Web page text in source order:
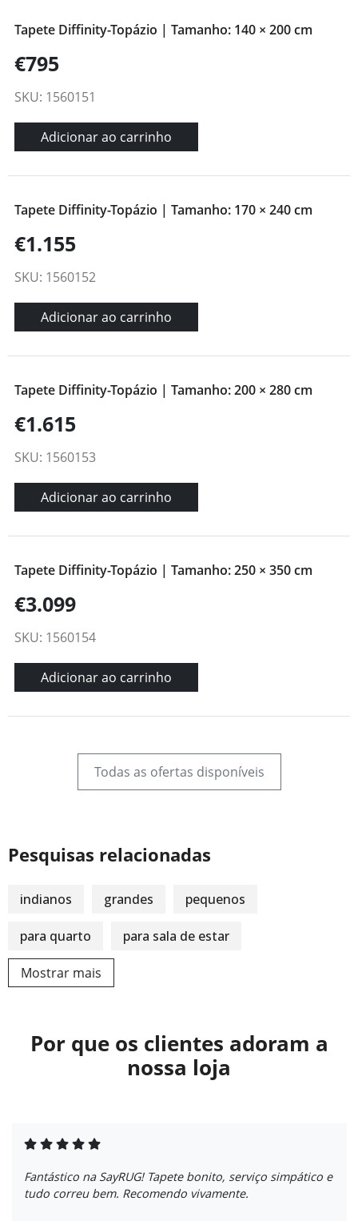
Tapete Diffinity-Topázio | Tamanho: 140 × 200 cm
€795
SKU: 1560151
Adicionar ao carrinho
Tapete Diffinity-Topázio | Tamanho: 170 × 240 cm
€1.155
SKU: 1560152
Adicionar ao carrinho
Tapete Diffinity-Topázio | Tamanho: 200 × 280 cm
€1.615
SKU: 1560153
Adicionar ao carrinho
Tapete Diffinity-Topázio | Tamanho: 250 × 350 cm
€3.099
SKU: 1560154
Adicionar ao carrinho
Todas as ofertas disponíveis
Pesquisas relacionadas
indianos grandes pequenos
para quarto para sala de estar
Mostrar mais
Por que os clientes adoram a
nossa loja
Fantástico na SayRUG! Tapete bonito, serviço simpático e
tudo correu bem. Recomendo vivamente.